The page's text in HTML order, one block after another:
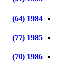
1984 (64)
1985 (77)
1986 (70)